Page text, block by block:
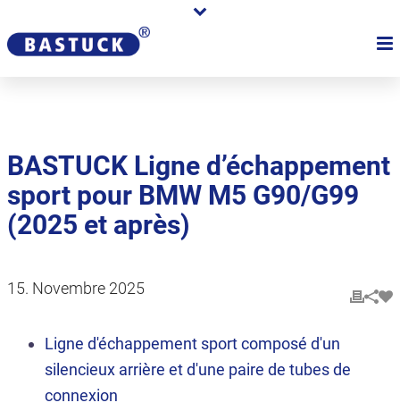
BASTUCK Ligne d’échappement
sport pour BMW M5 G90/G99
(2025 et après)
15. Novembre 2025
Ligne d'échappement sport composé d'un
silencieux arrière et d'une paire de tubes de
connexion